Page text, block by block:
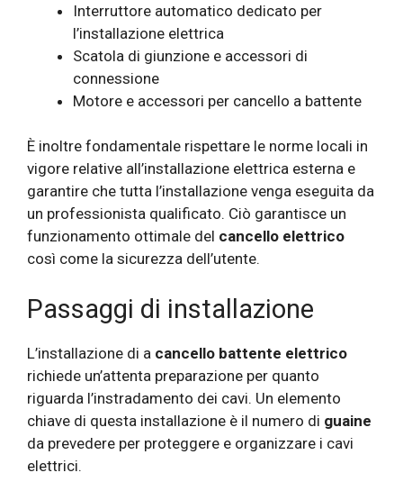
Interruttore automatico dedicato per
l’installazione elettrica
Scatola di giunzione e accessori di
connessione
Motore e accessori per cancello a battente
È inoltre fondamentale rispettare le norme locali in
vigore relative all’installazione elettrica esterna e
garantire che tutta l’installazione venga eseguita da
un professionista qualificato. Ciò garantisce un
funzionamento ottimale del cancello elettrico
così come la sicurezza dell’utente.
Passaggi di installazione
L’installazione di a cancello battente elettrico
richiede un’attenta preparazione per quanto
riguarda l’instradamento dei cavi. Un elemento
chiave di questa installazione è il numero di guaine
da prevedere per proteggere e organizzare i cavi
elettrici.